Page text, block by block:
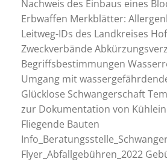
Nachweis des Einbaus eines
Erbwaffen Merkblätter:
Leitweg-IDs des Landkreises
Zweckverbände
Begriffsbestimmungen
Umgang mit
Glücklose Schwangerschaft
zur Dokumentation von
Fliegende Bauten
Flyer_Abfallgebühren_2022